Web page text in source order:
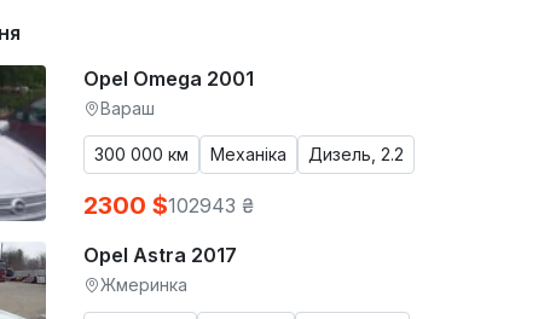
Opel Omega 2001
Вараш
300 000 км Механіка Дизель, 2.2
2300 $102943 ₴
Opel Astra 2017
Жмеринка